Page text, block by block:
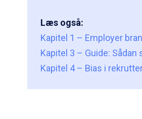
Læs også:
Kapitel 1 – Employer
Kapitel 3 – Guide:
Kapitel 4 – Bias i